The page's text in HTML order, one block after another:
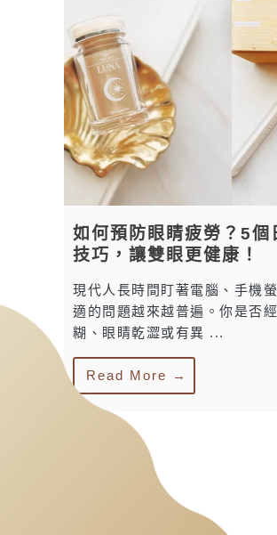
如何預防眼睛疲勞？5個
技巧，讓雙眼更健康！
現代人長時間盯著電腦、手機
適的問題越來越普遍。你是否
糊、眼睛乾澀或有異 ...
Read More →